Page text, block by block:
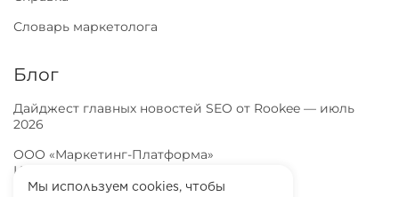
Мы используем cookies, чтобы
Блог
Дайджест главных новостей SEO от Rookee — июль
2026
ООО «Маркетинг-Платформа»
ИНН
ОГРН 1257100003863
Словарь маркетолога